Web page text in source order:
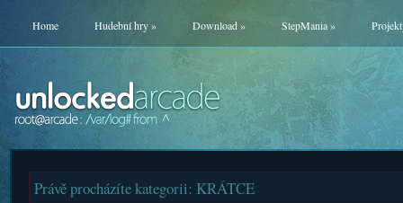
Home Hudební hry» Download» StepMania»
Právě procházíte kategorii: KRÁTCE